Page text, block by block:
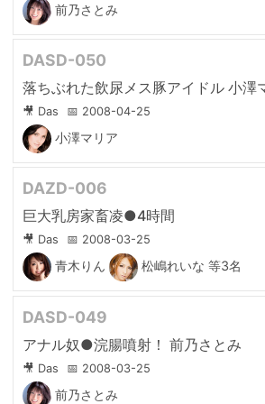
前乃さとみ
DASD-050
落ちぶれた飲尿メス豚アイドル 小澤
🎥 Das 📅 2008-04-25
小澤マリア
DAZD-006
巨大乳房家畜凌●4時間
🎥 Das 📅 2008-03-25
青木りん 松嶋れいな等3名
DASD-049
アナル奴●浣腸噴射！ 前乃さとみ
🎥 Das 📅 2008-03-25
前乃さとみ